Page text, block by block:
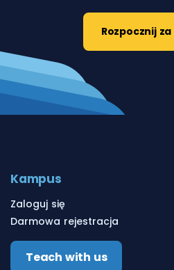
Rozpocznij
Kampus
Zaloguj się
Darmowa rejestracja
Teach with us